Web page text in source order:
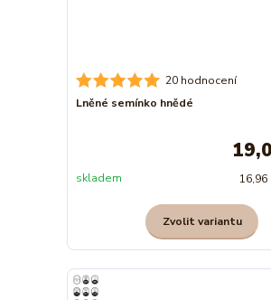
20 hodnocení
Lněné semínko hnědé
16,96
skladem
Zvolit variantu